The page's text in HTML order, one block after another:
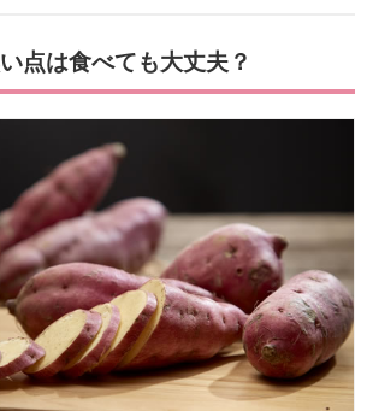
点は食べても大丈夫？